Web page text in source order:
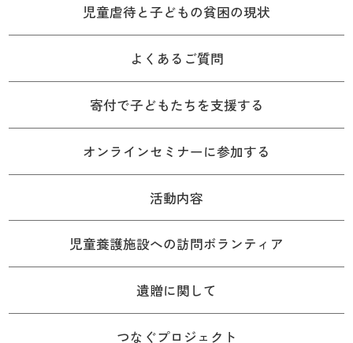
児童虐待と子どもの貧困の現状
よくあるご質問
寄付で子どもたちを支援する
オンラインセミナーに参加する
活動内容
児童養護施設への訪問ボランティア
遺贈に関して
つなぐプロジェクト